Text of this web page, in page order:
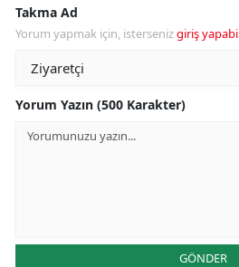
Takma Ad
Yorum yapmak için, istersenizgiriş
Yorum Yazın (500 Karakter)
GÖNDER